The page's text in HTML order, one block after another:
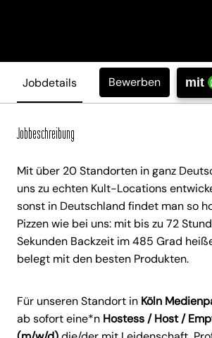
Jobdetails Bewerben mit
Jobbeschreibung
Mit über 20 Standorten in ganz
uns zu echten Kult-Locations
sonst in Deutschland findet man so
Pizzen wie bei uns: mit bis zu 72
Sekunden Backzeit im 485 Grad
belegt mit den besten Produkten.
Für unseren Standort in Köln
ab sofort eine*n Hostess / Host /